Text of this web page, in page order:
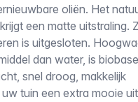
oliën. Het
een matte uitstraling.
is uitgesloten.
dan water, is
snel droog, makkelijk
tuin een extra mooie